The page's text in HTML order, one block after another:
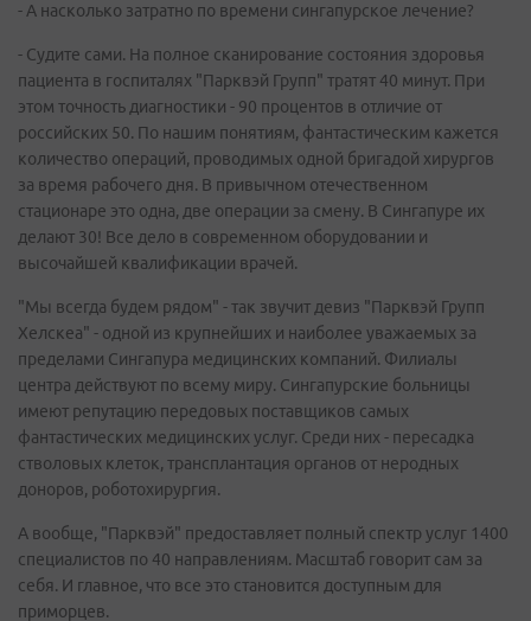
- А насколько затратно по времени сингапурское лечение?
- Судите сами. На полное сканирование состояния здоровья
пациента в госпиталях "Парквэй Групп" тратят 40 минут. При
этом точность диагностики - 90 процентов в отличие от
российских 50. По нашим понятиям, фантастическим кажется
количество операций, проводимых одной бригадой хирургов
за время рабочего дня. В привычном отечественном
стационаре это одна, две операции за смену. В Сингапуре их
делают 30! Все дело в современном оборудовании и
высочайшей квалификации врачей.
"Мы всегда будем рядом" - так звучит девиз "Парквэй Групп
Хелскеа" - одной из крупнейших и наиболее уважаемых за
пределами Сингапура медицинских компаний. Филиалы
центра действуют по всему миру. Сингапурские больницы
имеют репутацию передовых поставщиков самых
фантастических медицинских услуг. Среди них - пересадка
стволовых клеток, трансплантация органов от неродных
доноров, роботохирургия.
А вообще, "Парквэй" предоставляет полный спектр услуг 1400
специалистов по 40 направлениям. Масштаб говорит сам за
себя. И главное, что все это становится доступным для
приморцев.